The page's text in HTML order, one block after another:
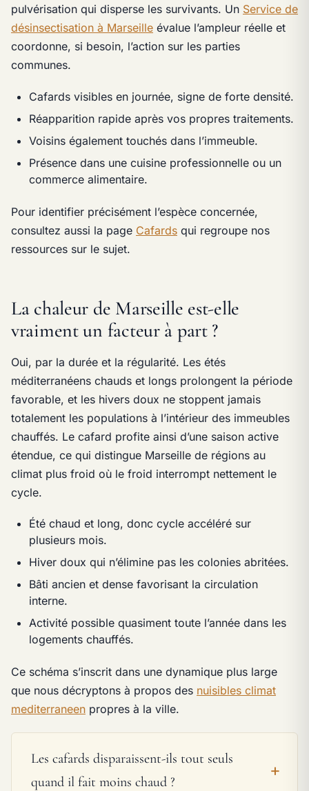
pulvérisation qui disperse les survivants. Un Service de
désinsectisation à Marseille évalue l’ampleur réelle et
coordonne, si besoin, l’action sur les parties
communes.
Cafards visibles en journée, signe de forte densité.
Réapparition rapide après vos propres traitements.
Voisins également touchés dans l’immeuble.
Présence dans une cuisine professionnelle ou un
commerce alimentaire.
Pour identifier précisément l’espèce concernée,
consultez aussi la page Cafards qui regroupe nos
ressources sur le sujet.
La chaleur de Marseille est-elle
vraiment un facteur à part ?
Oui, par la durée et la régularité. Les étés
méditerranéens chauds et longs prolongent la période
favorable, et les hivers doux ne stoppent jamais
totalement les populations à l’intérieur des immeubles
chauffés. Le cafard profite ainsi d’une saison active
étendue, ce qui distingue Marseille de régions au
climat plus froid où le froid interrompt nettement le
cycle.
Été chaud et long, donc cycle accéléré sur
plusieurs mois.
Hiver doux qui n’élimine pas les colonies abritées.
Bâti ancien et dense favorisant la circulation
interne.
Activité possible quasiment toute l’année dans les
logements chauffés.
Ce schéma s’inscrit dans une dynamique plus large
que nous décryptons à propos des nuisibles climat
mediterraneen propres à la ville.
Les cafards disparaissent-ils tout seuls
quand il fait moins chaud ?